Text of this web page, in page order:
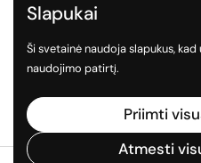
Socialinės medijos
Sekite mus socialiniuose
Facebook
Slapukai
Ši svetainė naudoja slapukus,
naudojimo patirtį.
Priimti
Atmesti